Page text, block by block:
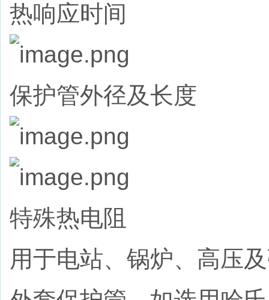
热响应时间
保护管外径及长度
特殊热电阻
用于电站、锅炉、高压